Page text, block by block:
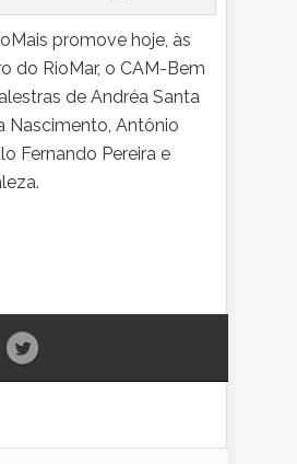
promove hoje, às
do RioMar, o CAM-Bem
de Andréa Santa
Nascimento, Antônio
Fernando Pereira e